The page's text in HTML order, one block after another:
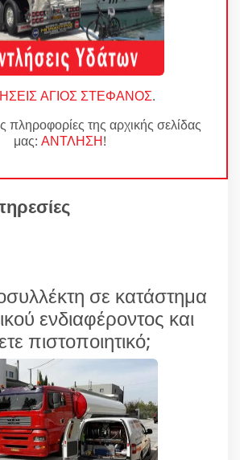
ΑΓΙΟΣ ΣΤΕΦΑΝΟΣ.
πληροφορίες της αρχικής σελίδας
μας: ΑΝΤΛΗΣΗ!
σε κατάστημα
ενδιαφέροντος και
πιστοποιητικό;